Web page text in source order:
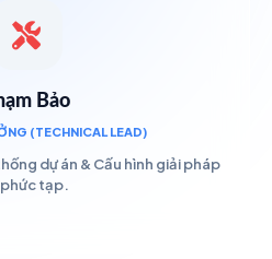
Bảo
(TECHNICAL LEAD)
dự án & Cấu hình giải pháp
phức tạp.